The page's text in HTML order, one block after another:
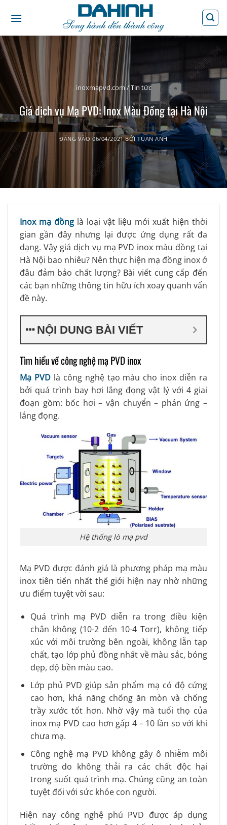
qua
dung
inoxmapvd.com /Tin tức
Giá dịch vụ Mạ PVD: Inox Màu Đồng tại Hà Nội
ĐĂNG VÀO06/04/2021 BỞITUAN ANH
Inox mạ đồng là loại vật liệu mới xuất hiện thời
gian gần đây nhưng lại được ứng dụng rất đa
dạng. Vậy giá dịch vụ mạ PVD inox màu đồng tại
Hà Nội bao nhiêu? Nên thực hiện mạ đồng inox ở
đâu đảm bảo chất lượng? Bài viết cung cấp đến
các bạn những thông tin hữu ích xoay quanh vấn
đề này.
NỘI DUNG BÀI VIẾT
Tìm hiểu về công nghệ mạ PVD inox
Mạ PVDlà công nghệ tạo màu cho inox diễn ra
bởi quá trình bay hơi lắng đọng vật lý với 4 giai
đoạn gồm: bốc hơi – vận chuyển – phản ứng –
lắng đọng.
Hệ thống lò mạ pvd
Mạ PVD được đánh giá là phương pháp mạ màu
inox tiên tiến nhất thế giới hiện nay nhờ những
ưu điểm tuyệt vời sau:
Quá trình mạ PVD diễn ra trong điều kiện
chân không (10-2 đến 10-4 Torr), không tiếp
xúc với môi trường bên ngoài, không lẫn tạp
chất, tạo lớp phủ đồng nhất về màu sắc, bóng
đẹp, độ bền màu cao.
Lớp phủ PVD giúp sản phẩm mạ có độ cứng
cao hơn, khả năng chống ăn mòn và chống
trầy xước tốt hơn. Nhờ vậy mà tuổi thọ của
inox mạ PVD cao hơn gấp 4 – 10 lần so với khi
chưa mạ.
Công nghệ mạ PVD không gây ô nhiễm môi
trường do không thải ra các chất độc hại
trong suốt quá trình mạ. Chúng cũng an toàn
tuyệt đối với sức khỏe con người.
Hiện nay công nghệ phủ PVD được áp dụng